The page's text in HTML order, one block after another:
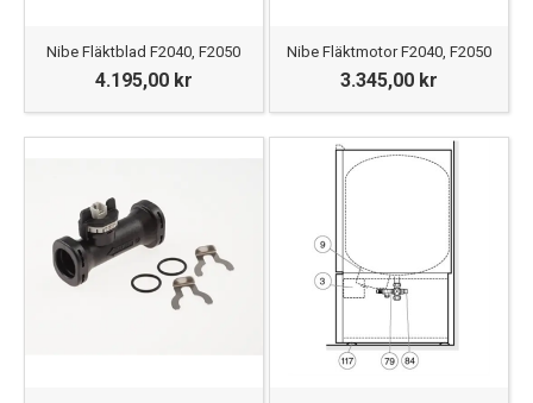
Nibe Fläktblad F2040, F2050
4.195,00 kr
Nibe Fläktmotor F2040, F2050
3.345,00 kr